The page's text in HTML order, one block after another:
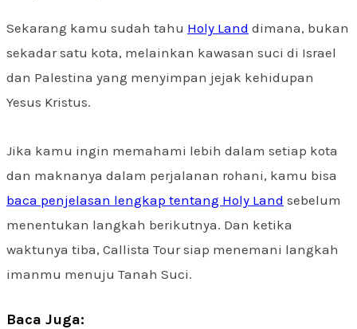
Sekarang kamu sudah tahu Holy Land dimana, bukan
sekadar satu kota, melainkan kawasan suci di Israel
dan Palestina yang menyimpan jejak kehidupan
Yesus Kristus.
Jika kamu ingin memahami lebih dalam setiap kota
dan maknanya dalam perjalanan rohani, kamu bisa
baca penjelasan lengkap tentang Holy Land sebelum
menentukan langkah berikutnya. Dan ketika
waktunya tiba, Callista Tour siap menemani langkah
imanmu menuju Tanah Suci.
Baca Juga: